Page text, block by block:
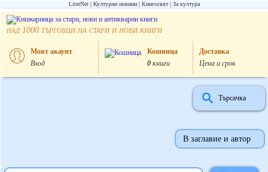
LiterNet Културни новини Книгосвят За култура
над 1000 търговци на стари и нови книги
Моят акаунт
Вход
Кошница
0книги
Доставка
Цена и срок
Търсачка
В заглавие и автор